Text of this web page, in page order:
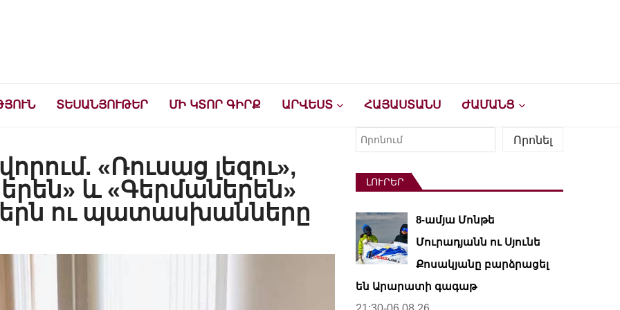
ՏԵՍԱՆՅՈՒԹԵՐ ՄԻ ԿՏՈՐ ԳԻՐՔ ԱՐՎԵՍՏ ՀԱՅԱՍՏԱՆՍ ԺԱՄԱՆՑ
«Ռուսաց լեզու»,
և «Գերմաներեն»
ու պատասխանները
Որոնել
Որոնել
ԼՈՒՐԵՐ
8-ամյա Մոնթե
Մուրադյանն ու Սյունե
Քոսակյանը բարձրացել
են Արարատի գագաթ